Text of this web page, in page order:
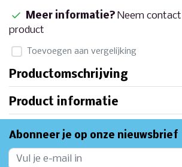
Meer informatie? Neem
product
Toevoegen aan vergelijking
Productomschrijving
Product informatie
Abonneer je op onze nieuwsbrief